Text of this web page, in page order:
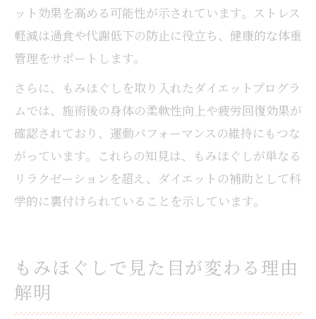
ット効果を高める可能性が示されています。ストレス
軽減は過食や代謝低下の防止に役立ち、健康的な体重
管理をサポートします。
さらに、もみほぐしを取り入れたダイエットプログラ
ムでは、施術後の身体の柔軟性向上や疲労回復効果が
確認されており、運動パフォーマンスの維持にもつな
がっています。これらの知見は、もみほぐしが単なる
リラクゼーションを超え、ダイエットの補助として科
学的に裏付けられていることを示しています。
もみほぐしで見た目が変わる理由
解明